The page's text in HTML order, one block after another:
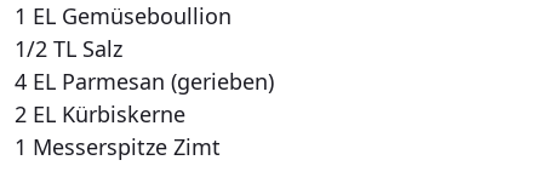
1 EL Gemüseboullion
1/2 TL Salz
4 EL Parmesan (gerieben)
2 EL Kürbiskerne
1 Messerspitze Zimt